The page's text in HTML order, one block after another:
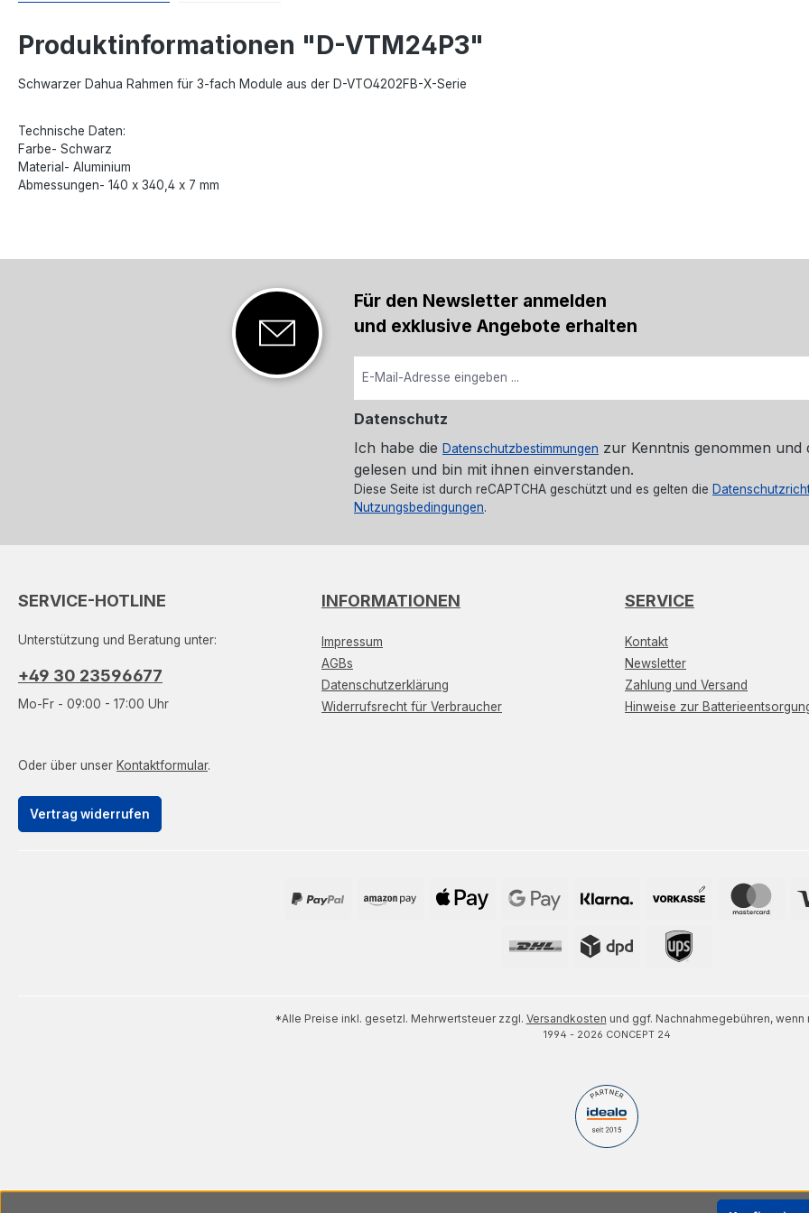
Produktinformationen "D-VTM24P3"
Schwarzer Dahua Rahmen für 3-fach Module aus der D-VTO4202FB-X-Serie
Technische Daten:
Farbe- Schwarz
Material- Aluminium
Abmessungen- 140 x 340,4 x 7 mm
Für den Newsletter anmelden
und exklusive Angebote erhalten
Datenschutz
Ich habe die Datenschutzbestimmungen zur Kenntnis genommen und
gelesen und bin mit ihnen einverstanden.
Diese Seite ist durch reCAPTCHA geschützt und es gelten die
Nutzungsbedingungen.
SERVICE-HOTLINE
Unterstützung und Beratung unter:
+49 30 23596677
Mo-Fr - 09:00 - 17:00 Uhr
Oder über unser Kontaktformular.
Vertrag widerrufen
INFORMATIONEN
Impressum
AGBs
Datenschutzerklärung
Widerrufsrecht für Verbraucher
SERVICE
Kontakt
Newsletter
Zahlung und Versand
Hinweise zur
*Alle Preise inkl. gesetzl. Mehrwertsteuer zzgl. Versandkosten und ggf. Nachnahmegebühren,
1994 - 2026 CONCEPT 24